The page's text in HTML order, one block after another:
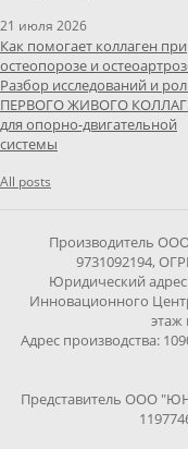
21 июля 2026
Как помогает коллаген при
остеопорозе и
Разбор исследований и
ПЕРВОГО ЖИВОГО
для опорно-двигательной
системы
All posts
Производитель
9731092194,
Юридический
Инновационного
Адрес производства:
Представитель ООО